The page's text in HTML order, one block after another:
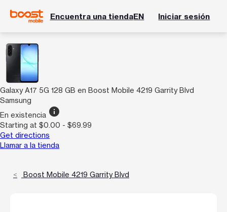
Encuentra una tiendaEN Iniciar sesión
Galaxy A17 5G 128 GB en Boost Mobile 4219 Garrity Blvd
Samsung
En existencia info
Starting at $0.00 - $69.99
Get directions
Llamar a la tienda
Boost Mobile 4219 Garrity Blvd